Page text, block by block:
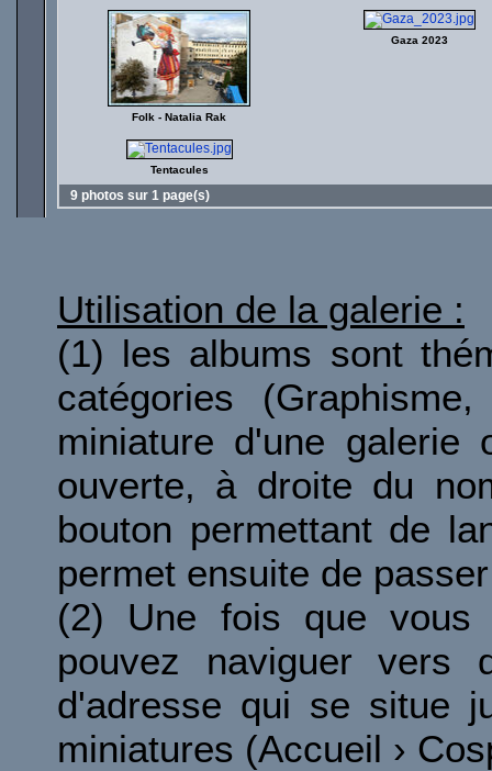
Folk - Natalia Rak
Gaza 2023
Tentacules
9 photos sur 1 page(s)
Utilisation de la galerie :
(1) les albums sont
catégories
miniature d'une galerie
ouverte, à droite du
bouton permettant de
permet ensuite de
(2) Une fois que vous
pouvez naviguer vers
d'adresse qui se situe
miniatures (Accueil ›